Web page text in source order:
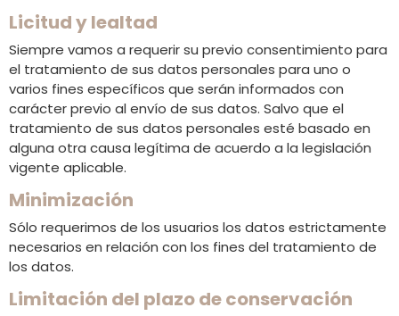
Licitud y lealtad
Siempre vamos a requerir su previo consentimiento para
el tratamiento de sus datos personales para uno o
varios fines específicos que serán informados con
carácter previo al envío de sus datos. Salvo que el
tratamiento de sus datos personales esté basado en
alguna otra causa legítima de acuerdo a la legislación
vigente aplicable.
Minimización
Sólo requerimos de los usuarios los datos estrictamente
necesarios en relación con los fines del tratamiento de
los datos.
Limitación del plazo de conservación